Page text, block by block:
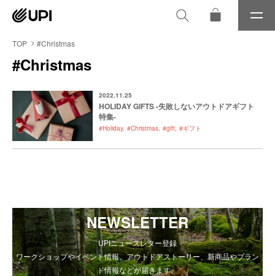
メ
ニ
TOP #Christmas
#Christmas
2022.11.25
HOLIDAY GIFTS -失敗しないアウトドアギフト
特集-
#Holiday #Christmas #gift #ギフト
NEWSLETTER
UPIニュースレター登録
ワークショップやイベント情報、アウトドアストーリー、新商品やブラン
ド情報などが届きます。